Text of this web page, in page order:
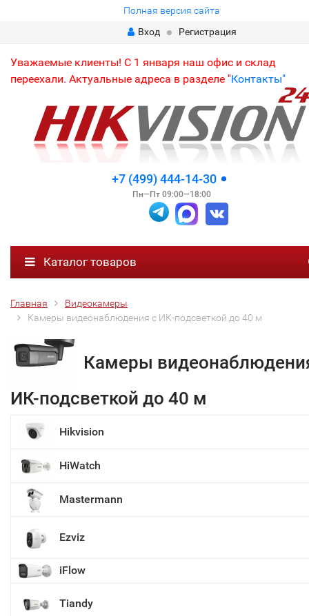
Полная версия сайта
Вход
Регистрация
Уважаемые клиенты! С 1 января наш офис и склад
переехали. Актуальные адреса в разделе "Контакты"
+7 (499) 444-14-30
Пн—Пт 09:00—18:00
Каталог товаров
Главная
Видеокамеры
Камеры видеонаблюдения с ИК-подсветкой до 40 м
Камеры
ИК-подсветкой до 40 м
Hikvision
HiWatch
Mastermann
Ezviz
iFlow
Tiandy